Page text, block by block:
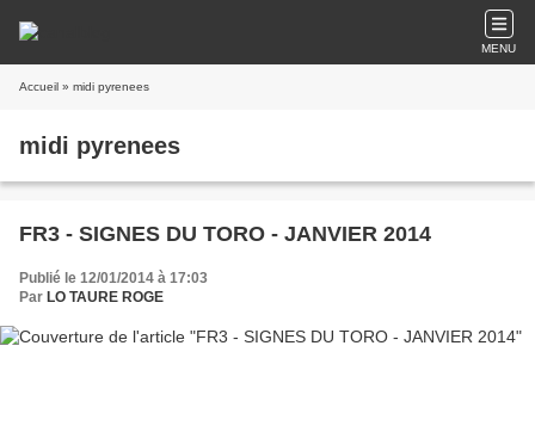
MENU
Accueil » midi pyrenees
midi pyrenees
FR3 - SIGNES DU TORO - JANVIER 2014
Publié le 12/01/2014 à 17:03
Par LO TAURE ROGE